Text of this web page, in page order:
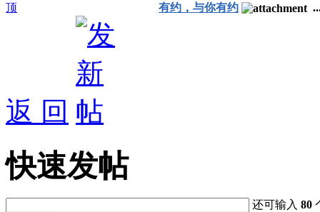
有约，与你有约
返 回
快速发帖
还可输入80